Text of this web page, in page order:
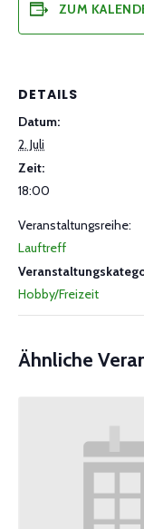
ZUM
DETAILS
Datum:
2. Juli
Zeit:
18:00
Veranstaltungsreihe:
Lauftreff
Hobby/Freizeit
Ähnliche